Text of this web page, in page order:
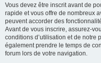
Vous devez être inscrit avant de
rapide et vous offre de nombreux
peuvent accorder des
Avant de vous inscrire, assurez-
conditions d’utilisation et de notre
également prendre le temps de
forum lors de votre navigation.